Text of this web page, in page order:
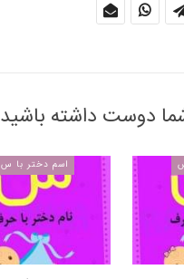
دوست داشته باشید
اسم دختر با س